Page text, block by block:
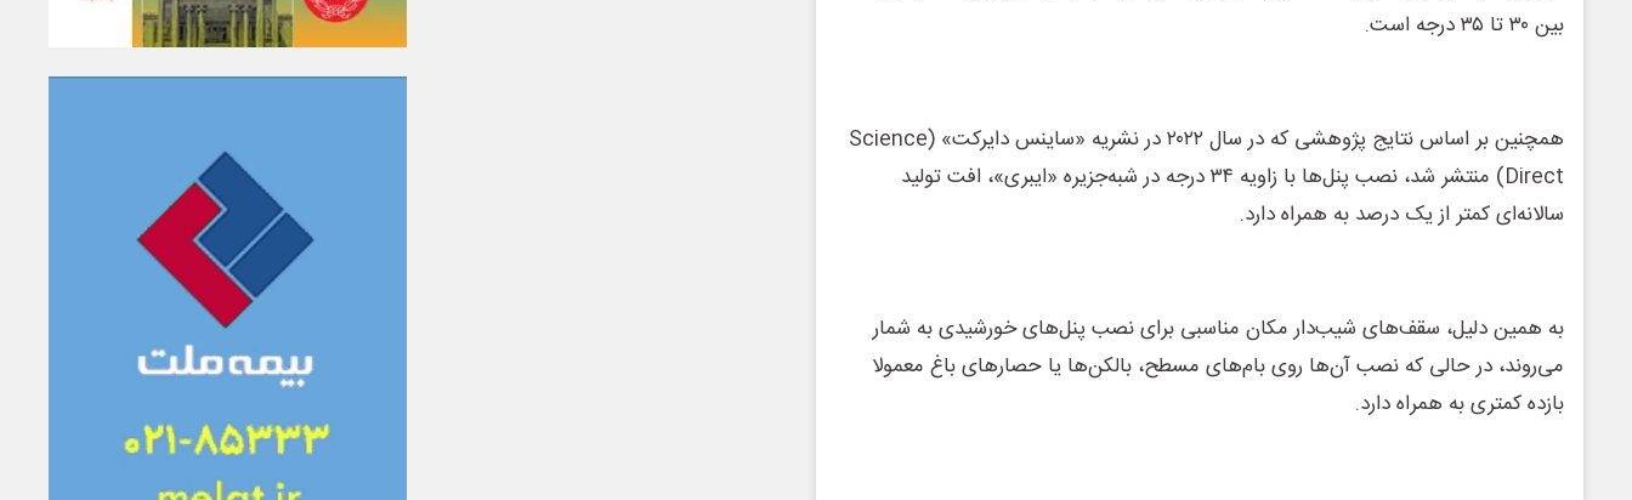
بین ۳۰ تا ۳۵ درجه است.
همچنین بر اساس نتایج پژوهشی که در سال ۲۰۲۲ در نشریه «ساینس دایرکت» (Science
Direct) منتشر شد، نصب پنل‌ها با زاویه ۳۴ درجه در شبه‌جزیره «ایبری»، افت تولید
سالانه‌ای کمتر از یک درصد به همراه دارد.
به همین دلیل، سقف‌های شیب‌دار مکان مناسبی برای نصب پنل‌های خورشیدی به شمار
می‌روند، در حالی که نصب آن‌ها روی بام‌های مسطح، بالکن‌ها یا حصارهای باغ معمولا
بازده کمتری به همراه دارد.